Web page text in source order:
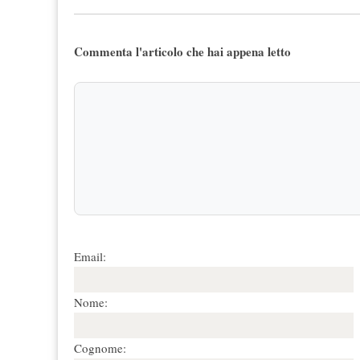
Commenta l'articolo che hai appena letto
Email:
Nome:
Cognome: